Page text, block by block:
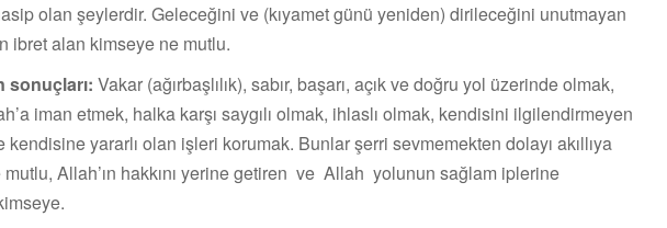
olan şeylerdir. Geleceğini ve (kıyamet günü yeniden) dirileceğini unutmayan
ibret alan kimseye ne mutlu.
sonuçları: Vakar (ağırbaşlılık), sabır, başarı, açık ve doğru yol üzerinde olmak,
iman etmek, halka karşı saygılı olmak, ihlaslı olmak, kendisini ilgilendirmeyen
yararlı olan işleri korumak. Bunlar şerri sevmemekten dolayı akıllıya
Allah’ın hakkını yerine getiren ve Allah yolunun sağlam iplerine